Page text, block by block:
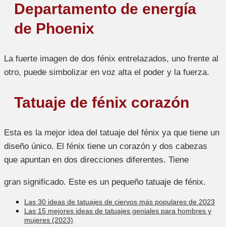
Departamento de energía
de Phoenix
La fuerte imagen de dos fénix entrelazados, uno frente al
otro, puede simbolizar en voz alta el poder y la fuerza.
Tatuaje de fénix corazón
Esta es la mejor idea del tatuaje del fénix ya que tiene un
diseño único. El fénix tiene un corazón y dos cabezas
que apuntan en dos direcciones diferentes. Tiene
gran significado. Este es un pequeño tatuaje de fénix.
Las 30 ideas de tatuajes de ciervos más populares de 2023
Las 15 mejores ideas de tatuajes geniales para hombres y
mujeres (2023)